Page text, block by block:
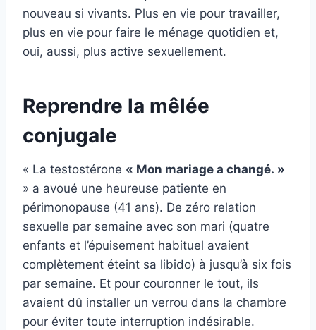
nouveau si vivants. Plus en vie pour travailler,
plus en vie pour faire le ménage quotidien et,
oui, aussi, plus active sexuellement.
Reprendre la mêlée
conjugale
« La testostérone « Mon mariage a changé. »
» a avoué une heureuse patiente en
périmonopause (41 ans). De zéro relation
sexuelle par semaine avec son mari (quatre
enfants et l’épuisement habituel avaient
complètement éteint sa libido) à jusqu’à six fois
par semaine. Et pour couronner le tout, ils
avaient dû installer un verrou dans la chambre
pour éviter toute interruption indésirable.